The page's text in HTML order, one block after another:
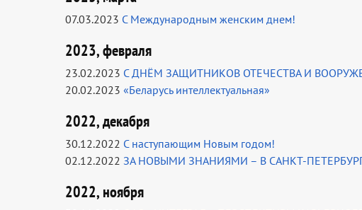
07.03.2023 С Международным женским днем!
2023, февраля
23.02.2023 С ДНЁМ ЗАЩИТНИКОВ ОТЕЧЕСТВА И
20.02.2023 «Беларусь интеллектуальная»
2022, декабря
30.12.2022 С наступающим Новым годом!
02.12.2022 ЗА НОВЫМИ ЗНАНИЯМИ – В САНКТ-
2022, ноября